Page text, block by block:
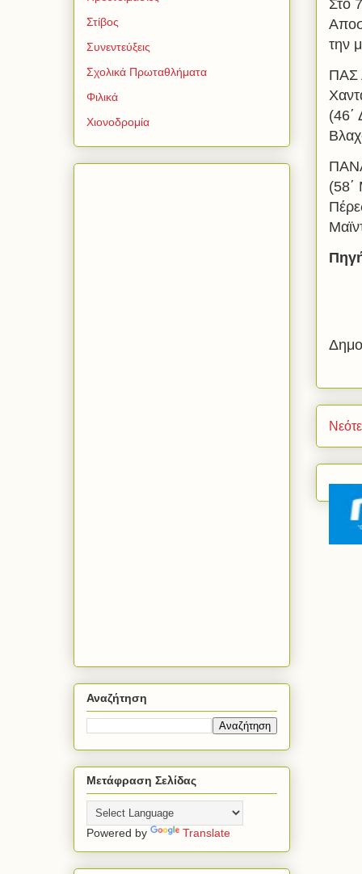
Στο
την
ΠΑΣ
(46΄
(58΄
Στίβος
Συνεντεύξεις
Σχολικά Πρωταθλήματα
Φιλικά
Χιονοδρομία
Αναζήτηση
Μετάφραση Σελίδας
Powered by Translate